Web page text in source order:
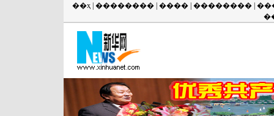
��ҳ �������� ���� ��������